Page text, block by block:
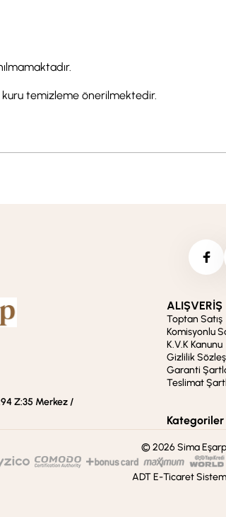
kuru temizleme önerilmektedir.
Z:35 Merkez /
ALIŞVERİŞ
Toptan Satış
Komisyonlu
K.V.K Kanunu
Gizlilik
Garanti
Teslimat
Kategoriler
© 2026 Sima Eşarp.
ADT E-Ticaret